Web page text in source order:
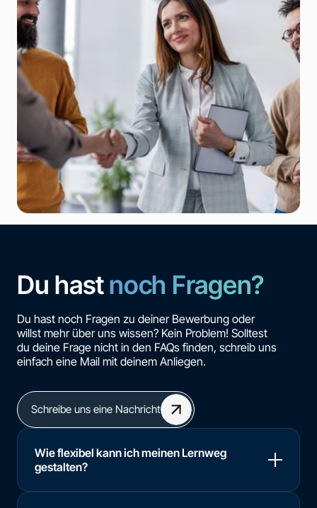
Du hastnoch Fragen?
Du hast noch Fragen zu deiner Bewerbung oder
willst mehr über uns wissen? Kein Problem! Solltest
du deine Frage nicht in den FAQs finden, schreib uns
einfach eine Mail mit deinem Anliegen.
Schreibe uns eine Nachricht
Wie flexibel kann ich meinen Lernweg
gestalten?